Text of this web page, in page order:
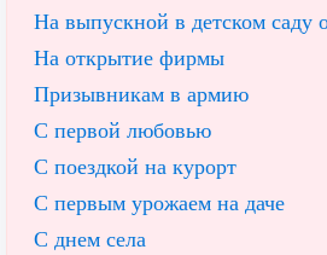
На выпускной в детском саду
На открытие фирмы
Призывникам в армию
С первой любовью
С поездкой на курорт
С первым урожаем на даче
С днем села